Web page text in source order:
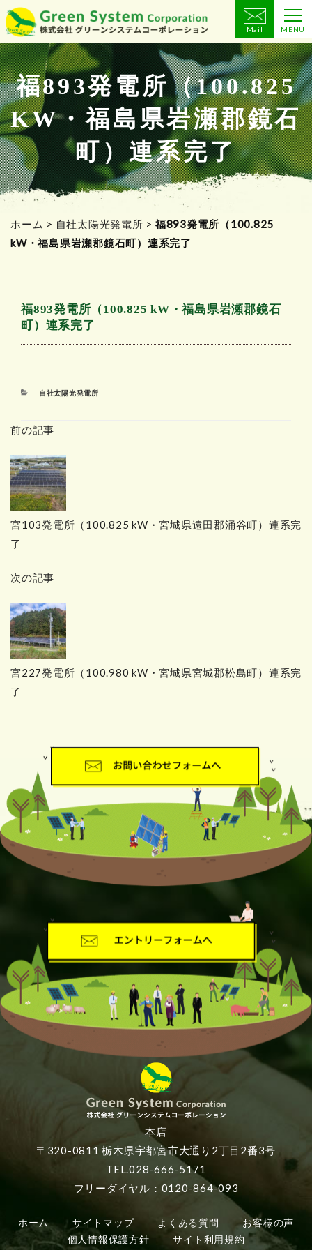
コ
ン
テ
ン
ツ
へ
ス
キ
ッ
プ
Mail MENU
福893発電所（100.825
KW・福島県岩瀬郡鏡石
町）連系完了
ホーム > 自社太陽光発電所 > 福893発電所（100.825
kW・福島県岩瀬郡鏡石町）連系完了
福893発電所（100.825 kW・福島県岩瀬郡鏡石
町）連系完了
カ
リ
自社太陽光発電所
前の記事
宮103発電所（100.825 kW・宮城県遠田郡涌谷町）連系完
了
次の記事
宮227発電所（100.980 kW・宮城県宮城郡松島町）連系完
了
本店
〒320-0811 栃木県宇都宮市大通り2丁目2番3号
TEL.028-666-5171
フリーダイヤル：0120-864-093
ホーム サイトマップ よくある質問
お客様の声
個人情報保護方針
サイト利用規約